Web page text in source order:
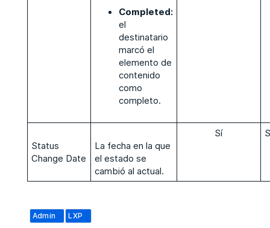
Completed:
el
destinatario
marcó el
elemento de
contenido
como
completo.
Status
Change Date
La fecha en la que
el estado se
cambió al actual.
Sí
Admin LXP